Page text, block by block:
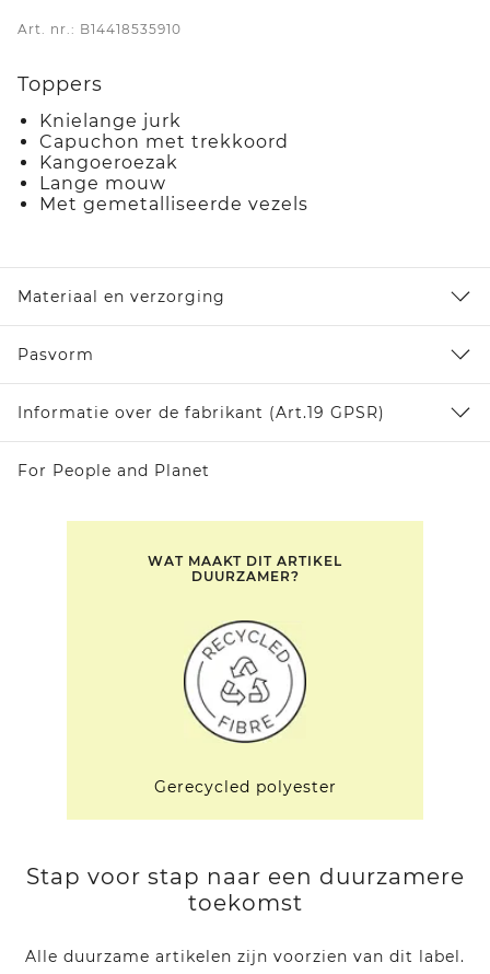
Art. nr.: B14418535910
Toppers
Knielange jurk
Capuchon met trekkoord
Kangoeroezak
Lange mouw
Met gemetalliseerde vezels
Materiaal en verzorging
Pasvorm
Informatie over de fabrikant (Art.19 GPSR)
For People and Planet
WAT MAAKT DIT ARTIKEL
DUURZAMER?
Gerecycled polyester
Stap voor stap naar een duurzamere
toekomst
Alle duurzame artikelen zijn voorzien van dit label.